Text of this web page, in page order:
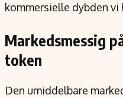
kommersielle dybden vi
Markedsmessig
token
Den umiddelbare